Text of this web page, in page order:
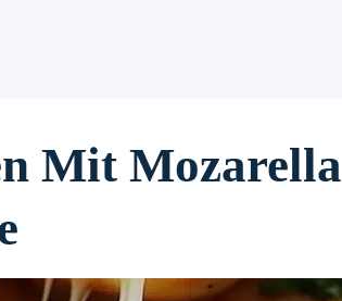
Mit Mozarella